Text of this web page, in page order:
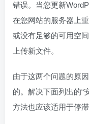
错误。当您更新
在您网站的服务器上
或没有足够的可用空
上传新文件。
由于这两个问题的原
的。解决下面列出的“
方法也应该适用于停滞